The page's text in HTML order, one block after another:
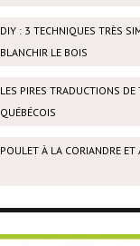
DIY : 3 TECHNIQUES TRÈS
BLANCHIR LE BOIS
LES PIRES TRADUCTIONS DE
QUÉBÉCOIS
POULET À LA CORIANDRE ET